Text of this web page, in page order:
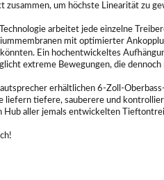
zusammen, um höchste Linearität zu
arbeitet jede einzelne
mit optimierter
Ein hochentwickeltes
extreme Bewegungen, die
erhältlichen 6-Zoll-
liefern tiefere, sauberere und
Hub aller jemals entwickelten